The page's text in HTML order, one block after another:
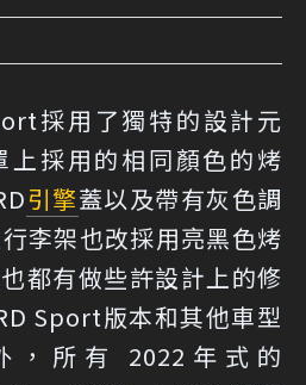
採用了獨特的設計元
上採用的相同顏色的烤
引擎蓋以及帶有灰色調
李架也改採用亮黑色烤
都有做些許設計上的修
Sport版本和其他車型
，所有 2022年式的